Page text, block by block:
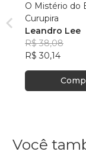
O Mistério do
Curupira
Leandro Lee
R$ 38,08
R$ 30,14
Você